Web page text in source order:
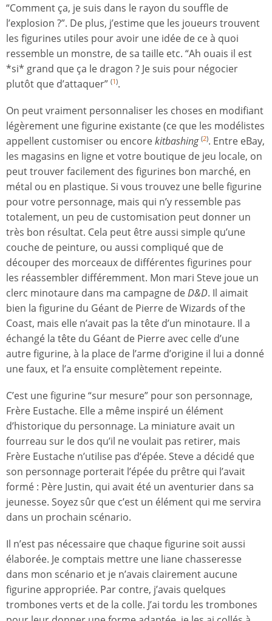
“Comment ça, je suis dans le rayon du souffle de
l’explosion ?”. De plus, j’estime que les joueurs trouvent
les figurines utiles pour avoir une idée de ce à quoi
ressemble un monstre, de sa taille etc. “Ah ouais il est
*si* grand que ça le dragon ? Je suis pour négocier
plutôt que d’attaquer” (1).
On peut vraiment personnaliser les choses en modifiant
légèrement une figurine existante (ce que les modélistes
appellent customiser ou encorekitbashing (2). Entre eBay,
les magasins en ligne et votre boutique de jeu locale, on
peut trouver facilement des figurines bon marché, en
métal ou en plastique. Si vous trouvez une belle figurine
pour votre personnage, mais qui n’y ressemble pas
totalement, un peu de customisation peut donner un
très bon résultat. Cela peut être aussi simple qu’une
couche de peinture, ou aussi compliqué que de
découper des morceaux de différentes figurines pour
les réassembler différemment. Mon mari Steve joue un
clerc minotaure dans ma campagne deD&D. Il aimait
bien la figurine du Géant de Pierre de Wizards of the
Coast, mais elle n’avait pas la tête d’un minotaure. Il a
échangé la tête du Géant de Pierre avec celle d’une
autre figurine, à la place de l’arme d’origine il lui a donné
une faux, et l’a ensuite complètement repeinte.
C’est une figurine “sur mesure” pour son personnage,
Frère Eustache. Elle a même inspiré un élément
d’historique du personnage. La miniature avait un
fourreau sur le dos qu’il ne voulait pas retirer, mais
Frère Eustache n’utilise pas d’épée. Steve a décidé que
son personnage porterait l’épée du prêtre qui l’avait
formé : Père Justin, qui avait été un aventurier dans sa
jeunesse. Soyez sûr que c’est un élément qui me servira
dans un prochain scénario.
Il n’est pas nécessaire que chaque figurine soit aussi
élaborée. Je comptais mettre une liane chasseresse
dans mon scénario et je n’avais clairement aucune
figurine appropriée. Par contre, j’avais quelques
trombones verts et de la colle. J’ai tordu les trombones